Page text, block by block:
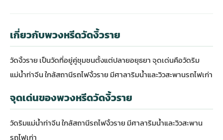
เกี่ยวกับพวงหรีดวัดงิ้วราย
วัดงิ้วราย เป็นวัดที่อยู่คู่ชุมชนตั้งแต่ปลายอยุธยา จุดเด่นคือวัดริม
แม่น้ำท่าจีน ใกล้สถานีรถไฟงิ้วราย มีศาลาริมน้ำและวิวสะพานรถไฟเก่า
จุดเด่นของพวงหรีดวัดงิ้วราย
วัดริมแม่น้ำท่าจีน ใกล้สถานีรถไฟงิ้วราย มีศาลาริมน้ำและวิวสะพาน
รถไฟเก่า